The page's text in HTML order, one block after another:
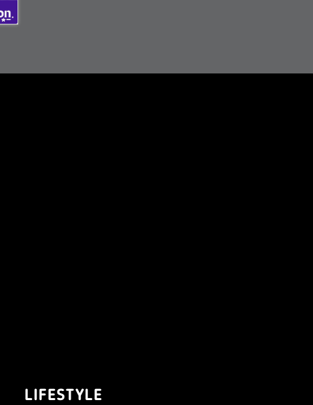
LIFESTYLE